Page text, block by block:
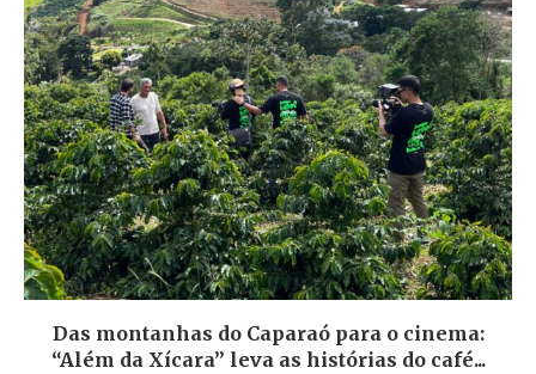
Das montanhas do Caparaó para o cinema:
“Além da Xícara” leva as histórias do café...